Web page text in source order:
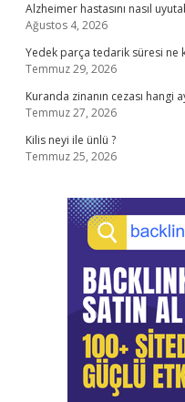
Alzheimer hastasını nasıl
Ağustos 4, 2026
Yedek parça tedarik süresi ne
Temmuz 29, 2026
Kuranda zinanın cezası hangi
Temmuz 27, 2026
Kilis neyi ile ünlü ?
Temmuz 25, 2026